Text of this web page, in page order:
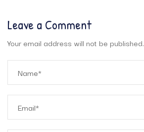
Leave a Comment
Your email address will not be published.